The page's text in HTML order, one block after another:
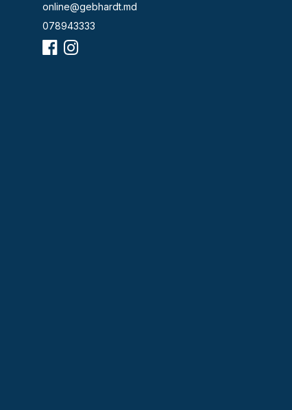
online@gebhardt.md
078943333